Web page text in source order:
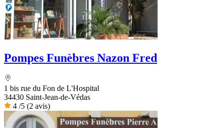
Pompes Funèbres Nazon Fred
1 bis rue du Fon de L'Hospital
34430 Saint-Jean-de-Védas
4 /5 (2 avis)